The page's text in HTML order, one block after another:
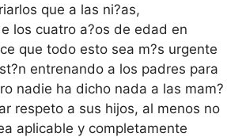
que a las ni?as,
los cuatro a?os de edad en
que todo esto sea m?s urgente
entrenando a los padres para
nadie ha dicho nada a las mam?
respeto a sus hijos, al menos no
aplicable y completamente